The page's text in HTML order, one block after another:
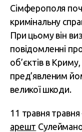
Сімферополя
кримінальну
При цьому він
повідомленні
об’єктів в
пред’явленим
великої шкоди.
11 травня травня
арешт